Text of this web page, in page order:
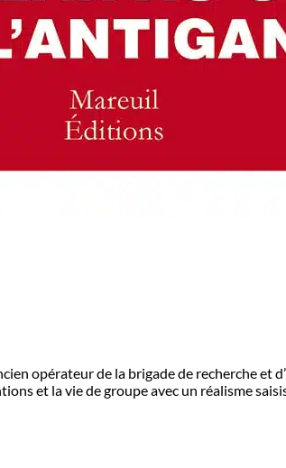
opérateur de la brigade de recherche et
et la vie de groupe avec un réalisme